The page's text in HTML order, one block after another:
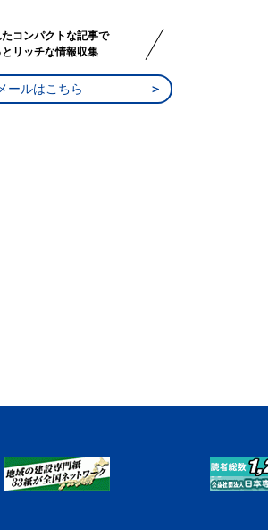
コンパクトな記事で
とリッチな情報収集
ールはこちら